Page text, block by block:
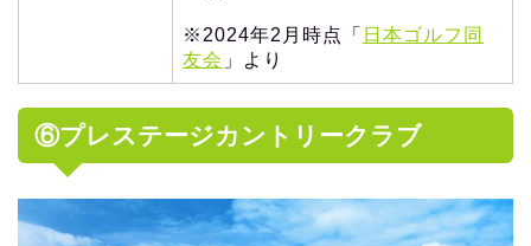
※2024年2月時点「 日本ゴルフ同
友会 」より
⑥プレステージカントリークラブ